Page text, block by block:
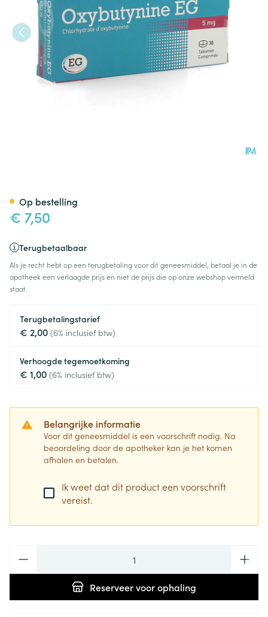
€ 7,50
Terugbetaalbaar
Als je recht hebt op een terugbetaling voor dit geneesmiddel, betaal je in de
apotheek een verlaagde prijs en niet de prijs die op onze webshop vermeld
staat.
Terugbetalingstarief
€ 2,00 (6% inclusief btw)
Verhoogde tegemoetkoming
€ 1,00 (6% inclusief btw)
Belangrijke informatie
Voor dit geneesmiddel is een voorschrift nodig. Na
beoordeling door de apotheker kan je het komen
afhalen en betalen.
Ik weet dat dit product een voorschrift
vereist.
Reserveervoor ophaling
Op bestelling